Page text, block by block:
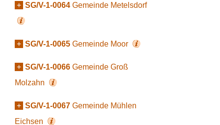
+ SG/V-1-0064 Gemeinde Metelsdorf
+ SG/V-1-0065 Gemeinde Moor
+ SG/V-1-0066 Gemeinde Groß
Molzahn
+ SG/V-1-0067 Gemeinde Mühlen
Eichsen